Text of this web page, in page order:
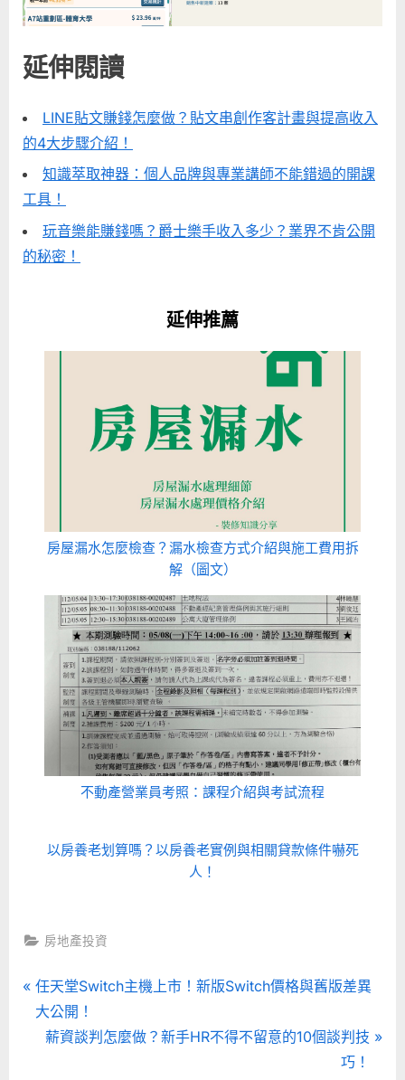
延伸閱讀
LINE貼文賺錢怎麼做？貼文串創作客計畫與提高收入
的4大步驟介紹！
知識萃取神器：個人品牌與專業講師不能錯過的開課
工具！
玩音樂能賺錢嗎？爵士樂手收入多少？業界不肯公開
的秘密！
延伸推薦
房屋漏水怎麼檢查？漏水檢查方式介紹與施工費用拆
解（圖文）
不動產營業員考照：課程介紹與考試流程
以房養老划算嗎？以房養老實例與相關貸款條件嚇死
人！
房地產投資
文
章
P
r
任天堂Switch主機上市！新版Switch價格與舊版差異
大公開！
N
薪資談判怎麼做？新手HR不得不留意的10個談判技
巧！